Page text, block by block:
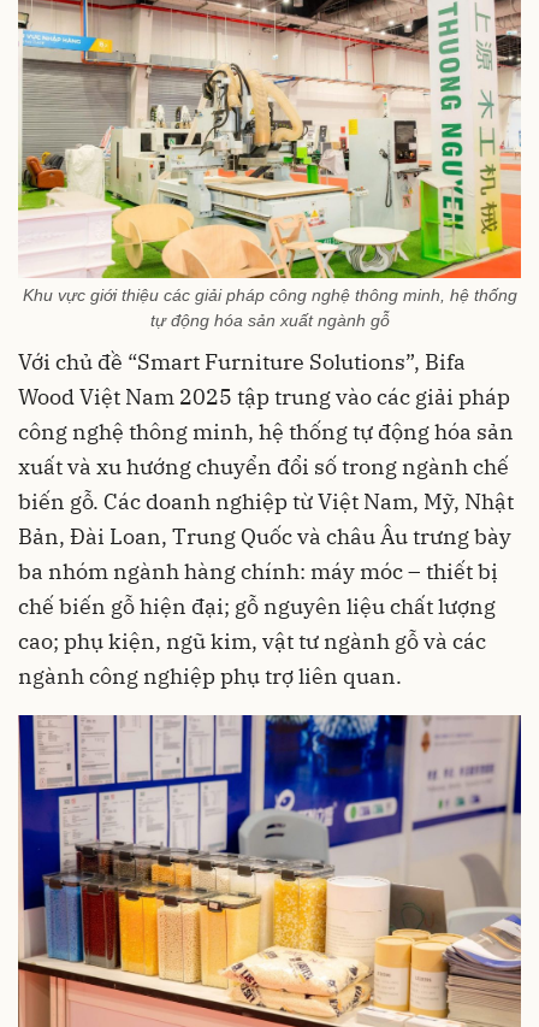
Khu vực giới thiệu các giải pháp công nghệ thông minh, hệ thống
tự động hóa sản xuất ngành gỗ
Với chủ đề “Smart Furniture Solutions”, Bifa
Wood Việt Nam 2025 tập trung vào các giải pháp
công nghệ thông minh, hệ thống tự động hóa sản
xuất và xu hướng chuyển đổi số trong ngành chế
biến gỗ. Các doanh nghiệp từ Việt Nam, Mỹ, Nhật
Bản, Đài Loan, Trung Quốc và châu Âu trưng bày
ba nhóm ngành hàng chính: máy móc – thiết bị
chế biến gỗ hiện đại; gỗ nguyên liệu chất lượng
cao; phụ kiện, ngũ kim, vật tư ngành gỗ và các
ngành công nghiệp phụ trợ liên quan.